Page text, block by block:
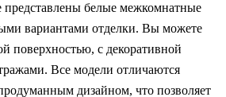
белые межкомнатные
вариантами отделки. Вы можете
поверхностью, с декоративной
Все модели отличаются
дизайном, что позволяет